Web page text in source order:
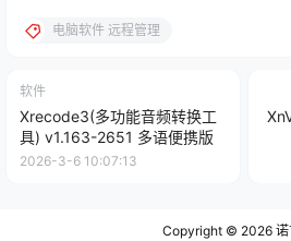
电脑软件 远程管理
软件
Xrecode3(多功能音频转换工
具) v1.163-2651 多语便携版
2026-3-6 10:07:13
Copyright © 2026诺